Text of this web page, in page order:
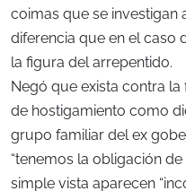
coimas que se investigan
diferencia que en el caso
la figura del arrepentido.
Negó que exista contra
de hostigamiento como
grupo familiar del ex
“tenemos la obligación
simple vista aparecen